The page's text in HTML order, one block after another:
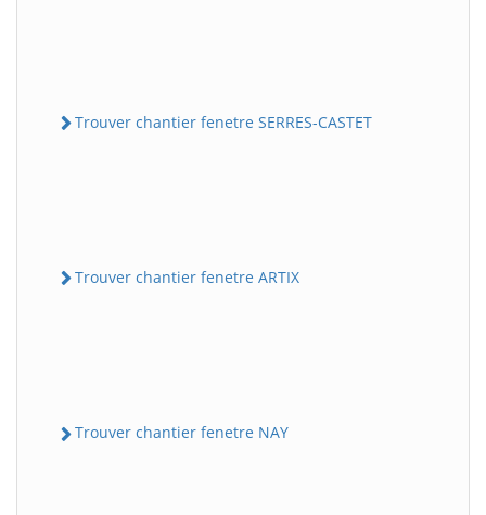
Trouver chantier fenetre SERRES-CASTET
Trouver chantier fenetre ARTIX
Trouver chantier fenetre NAY